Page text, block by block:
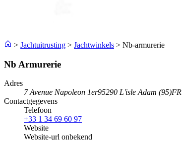
> Jachtuitrusting > Jachtwinkels > Nb-armurerie
Nb Armurerie
Adres
7 Avenue Napoleon 1er95290 L'isle Adam (95)FR
Contactgegevens
Telefoon
+33 1 34 69 60 97
Website
Website-url onbekend